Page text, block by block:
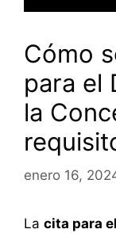
Cómo
para el
la
enero 16,
La cita para